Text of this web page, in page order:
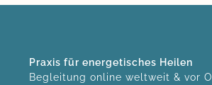
Praxis für energetisches Heilen
Begleitung online weltweit & vor